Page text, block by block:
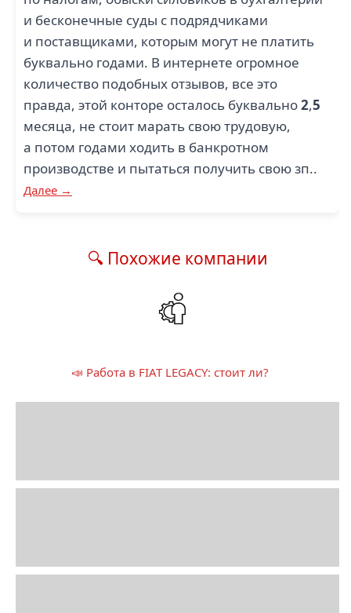
и бесконечные суды с подрядчиками
и поставщиками, которым могут не платить
буквально годами. В интернете огромное
количество подобных отзывов, все это
правда, этой конторе осталось буквально2,5
месяца, не стоит марать свою трудовую,
а потом годами ходить в банкротном
производстве и пытаться получить свою зп..
Далее →
🔍 Похожие компании
📣 Работа в FIAT LEGACY: стоит ли?